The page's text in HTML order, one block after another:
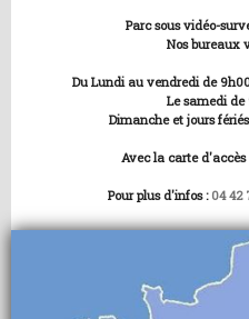
Parc sous vidéo-
Nos bureaux
Du Lundi au vendredi de
Le samedi
Dimanche et jours
Avec la carte
Pour plus d'infos : 04 42